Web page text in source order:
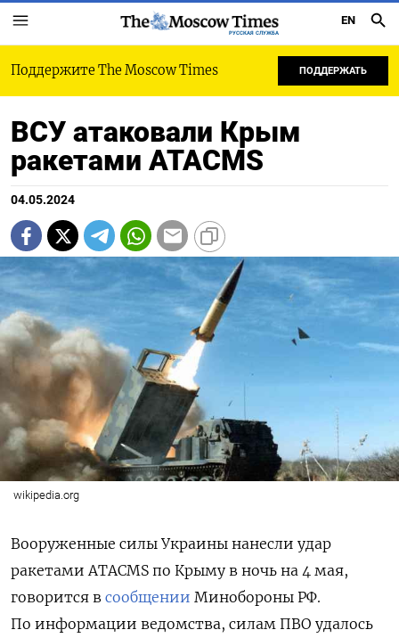
РУССКАЯ СЛУЖБА
EN
Поддержите The Moscow Times ПОДДЕРЖАТЬ
ВСУ атаковали Крым
ракетами ATACMS
04.05.2024
wikipedia.org
Вооруженные силы Украины нанесли удар
ракетами ATACMS по Крыму в ночь на 4 мая,
говорится в сообщении Минобороны РФ.
По информации ведомства, силам ПВО удалось